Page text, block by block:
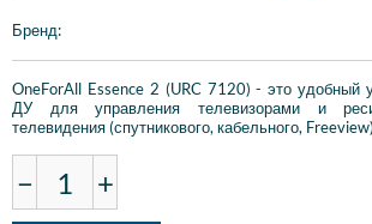
Бренд:
OneForAll Essence 2 (URC 7120) - это удобный
ДУ для управления телевизорами и
телевидения (спутникового, кабельного,
− +